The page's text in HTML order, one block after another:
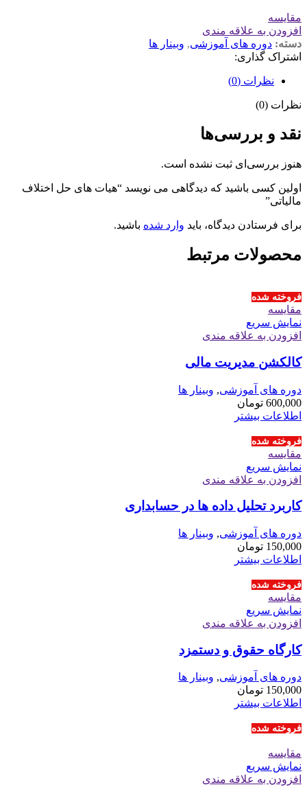
مقايسه
افزودن به علاقه مندی
دسته: دوره های آموزشی, وبینار ها
اشتراک گذاری:
نظرات (0)
نظرات (0)
نقد و بررسی‌ها
هنوز بررسی‌ای ثبت نشده است.
اولین کسی باشید که دیدگاهی می نویسد “هیات های حل اختلاف
مالیاتی”
برای فرستادن دیدگاه، باید وارد شده باشید.
محصولات مرتبط
فروخته شده
مقايسه
نمایش سریع
افزودن به علاقه مندی
کالکشن مدیریت مالی
دوره های آموزشی, وبینار ها
600,000 تومان
اطلاعات بیشتر
فروخته شده
مقايسه
نمایش سریع
افزودن به علاقه مندی
کاربرد تحلیل داده ها در حسابداری
دوره های آموزشی, وبینار ها
150,000 تومان
اطلاعات بیشتر
فروخته شده
مقايسه
نمایش سریع
افزودن به علاقه مندی
کارگاه حقوق و دستمزد
دوره های آموزشی, وبینار ها
150,000 تومان
اطلاعات بیشتر
فروخته شده
مقايسه
نمایش سریع
افزودن به علاقه مندی